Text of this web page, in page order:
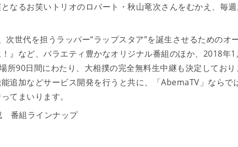
なるお笑いトリオのロバート・秋山竜次さんをむかえ、毎
次世代を担うラッパー“ラップスタア”を誕生させるためのオ
』など、バラエティ豊かなオリジナル番組のほか、2018年1
所90日間にわたり、大相撲の完全無料生中継も決定しており
追加などサービス開発を行うと共に、「AbemaTV」ならで
てまいります。
番組ラインナップ